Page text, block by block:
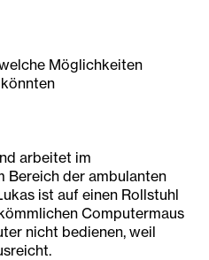
Möglichkeiten
arbeitet im
Bereich der ambulanten
ist auf einen Rollstuhl
Computermaus
nicht bedienen, weil